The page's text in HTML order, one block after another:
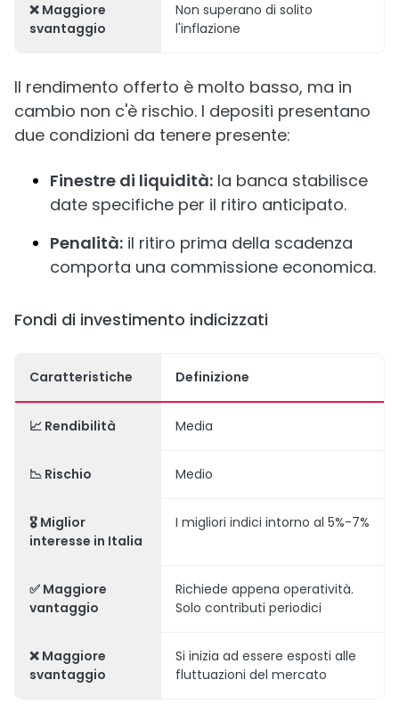
❌ Maggiore
svantaggio
Non superano di solito
l'inflazione
Il rendimento offerto è molto basso, ma in
cambio non c'è rischio. I depositi presentano
due condizioni da tenere presente:
Finestre di liquidità: la banca stabilisce
date specifiche per il ritiro anticipato.
Penalità: il ritiro prima della scadenza
comporta una commissione economica.
Fondi di investimento indicizzati
Caratteristiche Definizione
📈 Rendibilità Media
📉 Rischio Medio
🎖️ Miglior
interesse in Italia
I migliori indici intorno al 5%-7%
✅ Maggiore
vantaggio
Richiede appena operatività.
Solo contributi periodici
❌ Maggiore
svantaggio
Si inizia ad essere esposti alle
fluttuazioni del mercato